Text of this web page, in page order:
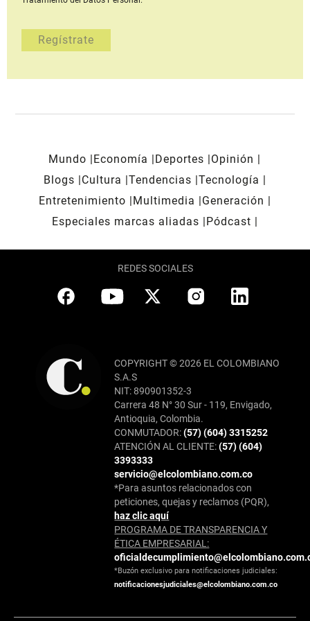
Mundo Economía Deportes
Opinión
Blogs
Cultura Tendencias Tecnología
Entretenimiento
Multimedia
Generación
Especiales marcas aliadas
Pódcast
REDES SOCIALES
COPYRIGHT © 2026 EL COLOMBIANO
S.A.S
NIT: 890901352-3
Carrera 48 N° 30 Sur - 119, Envigado,
Antioquia, Colombia.
CONMUTADOR:(57) (604) 3315252
ATENCIÓN AL CLIENTE:(57) (604)
3393333
servicio@elcolombiano.com.co
*Para asuntos relacionados con
peticiones, quejas y reclamos (PQR),
haz clic aquí
PROGRAMA DE TRANSPARENCIA Y
ÉTICA EMPRESARIAL:
*Buzón exclusivo para notificaciones judiciales:
notificacionesjudiciales@elcolombiano.com.co